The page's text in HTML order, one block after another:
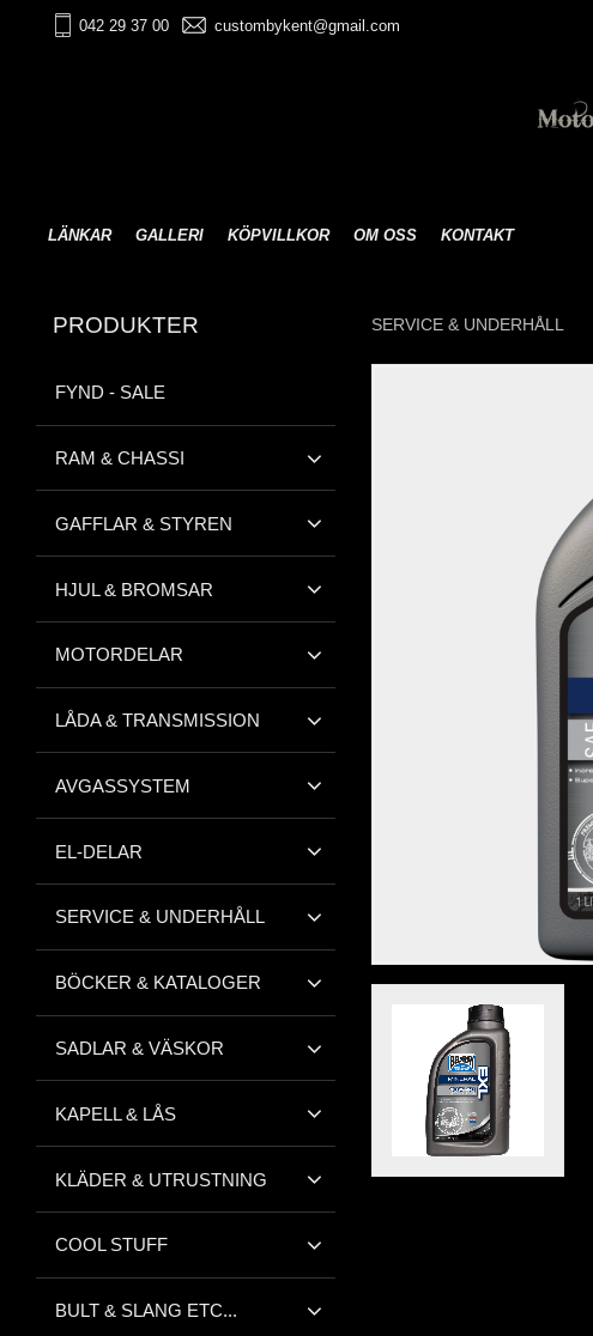
042 29 37 00 custombykent@gmail.com
LÄNKAR GALLERI KÖPVILLKOR OM OSS KONTAKT
SERVICE & UNDERHÅLL
PRODUKTER
FYND - SALE
RAM & CHASSI
GAFFLAR & STYREN
HJUL & BROMSAR
MOTORDELAR
LÅDA & TRANSMISSION
AVGASSYSTEM
EL-DELAR
SERVICE & UNDERHÅLL
BÖCKER & KATALOGER
SADLAR & VÄSKOR
KAPELL & LÅS
KLÄDER & UTRUSTNING
COOL STUFF
BULT & SLANG ETC...